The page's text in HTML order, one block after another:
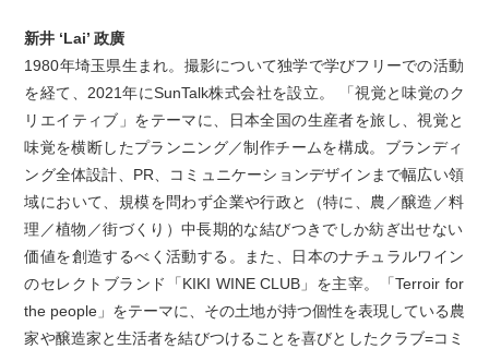
新井 ‘Lai’ 政廣
1980年埼玉県生まれ。撮影について独学で学びフリーでの活動
を経て、2021年にSunTalk株式会社を設立。 「視覚と味覚のク
リエイティブ」をテーマに、日本全国の生産者を旅し、視覚と
味覚を横断したプランニング／制作チームを構成。ブランディ
ング全体設計、PR、コミュニケーションデザインまで幅広い領
域において、規模を問わず企業や行政と（特に、農／醸造／料
理／植物／街づくり）中長期的な結びつきでしか紡ぎ出せない
価値を創造するべく活動する。また、日本のナチュラルワイン
のセレクトブランド「KIKI WINE CLUB」を主宰。「Terroir for
the people」をテーマに、その土地が持つ個性を表現している農
家や醸造家と生活者を結びつけることを喜びとしたクラブ=コミ